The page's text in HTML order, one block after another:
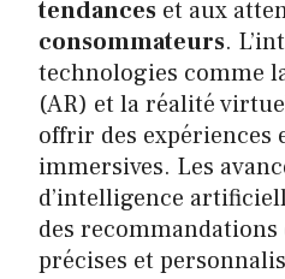
tendances et aux
consommateurs.
technologies comme
(AR) et la réalité
offrir des expériences
immersives. Les
d’intelligence
des recommandations
précises et